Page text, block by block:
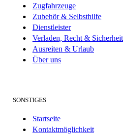
Zugfahrzeuge
Zubehör & Selbsthilfe
Dienstleister
Verladen, Recht & Sicherheit
Ausreiten & Urlaub
Über uns
SONSTIGES
Startseite
Kontaktmöglichkeit